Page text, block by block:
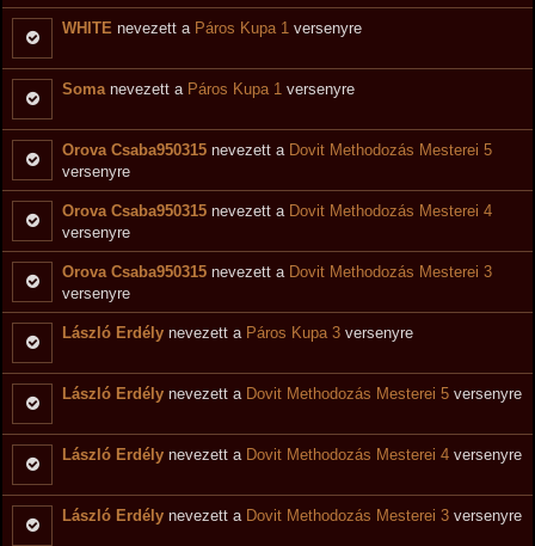
WHITE nevezett a Páros Kupa 1 versenyre
Somanevezett a Páros Kupa 1 versenyre
Orova Csaba950315 nevezett a Dovit Methodozás Mesterei 5
versenyre
Orova Csaba950315 nevezett a Dovit Methodozás Mesterei 4
versenyre
Orova Csaba950315 nevezett a Dovit Methodozás Mesterei 3
versenyre
László Erdély nevezett a Páros Kupa 3 versenyre
László Erdély nevezett a Dovit Methodozás Mesterei 5 versenyre
László Erdély nevezett a Dovit Methodozás Mesterei 4 versenyre
László Erdély nevezett a Dovit Methodozás Mesterei 3 versenyre